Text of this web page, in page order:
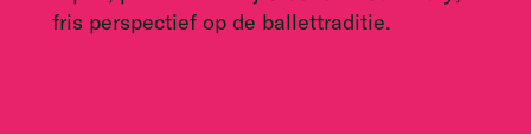
fris perspectief op de ballettraditie.